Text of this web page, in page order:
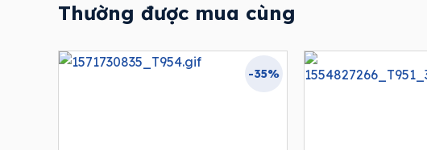
Thường được mua cùng
-35%